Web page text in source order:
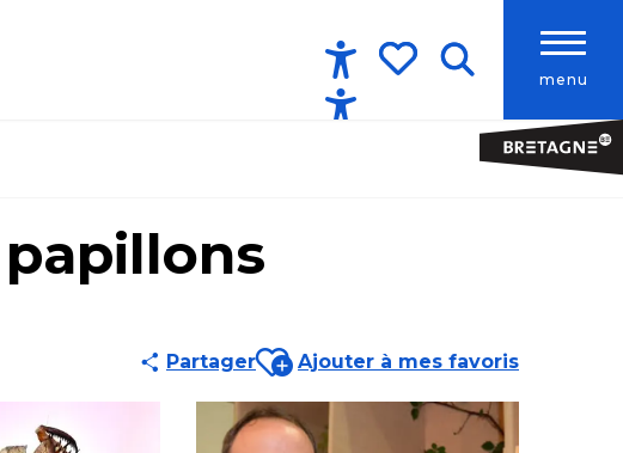
menu
Accessibilité
PartagerAjouter aux favoris
Ajouter à mes favoris